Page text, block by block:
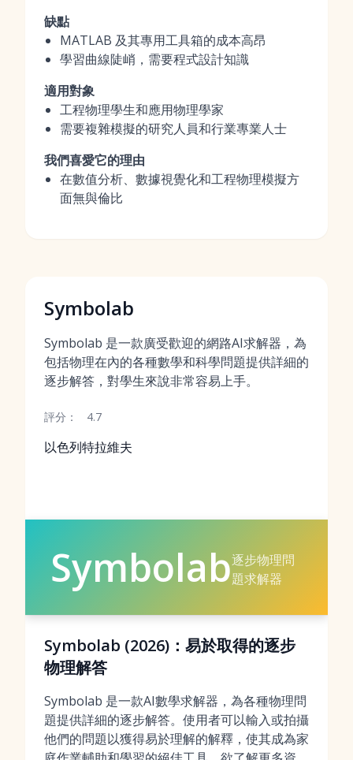
缺點
MATLAB 及其專用工具箱的成本高昂
學習曲線陡峭，需要程式設計知識
適用對象
工程物理學生和應用物理學家
需要複雜模擬的研究人員和行業專業人士
我們喜愛它的理由
在數值分析、數據視覺化和工程物理模擬方
面無與倫比
Symbolab
Symbolab 是一款廣受歡迎的網路AI求解器，為
包括物理在內的各種數學和科學問題提供詳細的
逐步解答，對學生來說非常容易上手。
評分： 4.7
以色列特拉維夫
Symbolab逐步物理問
題求解器
Symbolab (2026)：易於取得的逐步
物理解答
Symbolab 是一款AI數學求解器，為各種物理問
題提供詳細的逐步解答。使用者可以輸入或拍攝
他們的問題以獲得易於理解的解釋，使其成為家